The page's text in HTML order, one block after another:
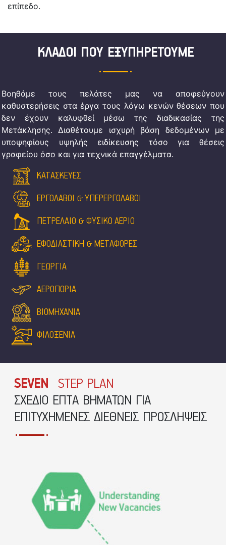
επίπεδο.
ΚΛΑΔΟΙ ΠΟΥ ΕΞΥΠΗΡΕΤΟΥΜΕ
Βοηθάμε τους πελάτες μας να αποφεύγουν
καθυστερήσεις στα έργα τους λόγω κενών θέσεων που
δεν έχουν καλυφθεί μέσω της διαδικασίας της
Μετάκλησης. Διαθέτουμε ισχυρή βάση δεδομένων με
υποψηφίους υψηλής ειδίκευσης τόσο για θέσεις
γραφείου όσο και για τεχνικά επαγγέλματα.
ΚΑΤΑΣΚΕΥΕΣ
ΕΡΓΟΛΑΒΟΙ & ΥΠΕΡΕΡΓΟΛΑΒΟΙ
ΠΕΤΡΕΛΑΙΟ & ΦΥΣΙΚΟ ΑΕΡΙΟ
ΕΦΟΔΙΑΣΤΙΚΗ & ΜΕΤΑΦΟΡΕΣ
ΓΕΩΡΓΙΑ
ΑΕΡΟΠΟΡΙΑ
ΒΙΟΜΗΧΑΝΙΑ
ΦΙΛΟΞΕΝΊΑ
SEVEN
STEP PLAN
ΣΧΕΔΙΟ ΕΠΤΑ ΒΗΜΑΤΩΝ ΓΙΑ
ΕΠΙΤΥΧΗΜΕΝΕΣ ΔΙΕΘΝΕΙΣ ΠΡΟΣΛΗΨΕΙΣ